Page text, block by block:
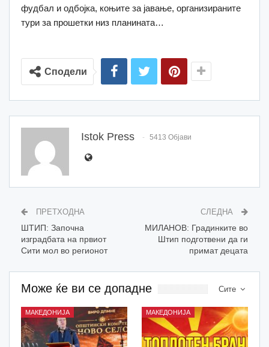
фудбал и одбојка, коњите за јавање, организираните
тури за прошетки низ планината…
Сподели
Istok Press 5413 Објави
ПРЕТХОДНА
ШТИП: Започна
изградбата на првиот
Сити мол во регионот
СЛЕДНА
MИЛАНОВ: Градинките во
Штип подготвени да ги
примат децата
Сите
Може ќе ви се допадне
МАКЕДОНИЈА МАКЕДОНИЈА